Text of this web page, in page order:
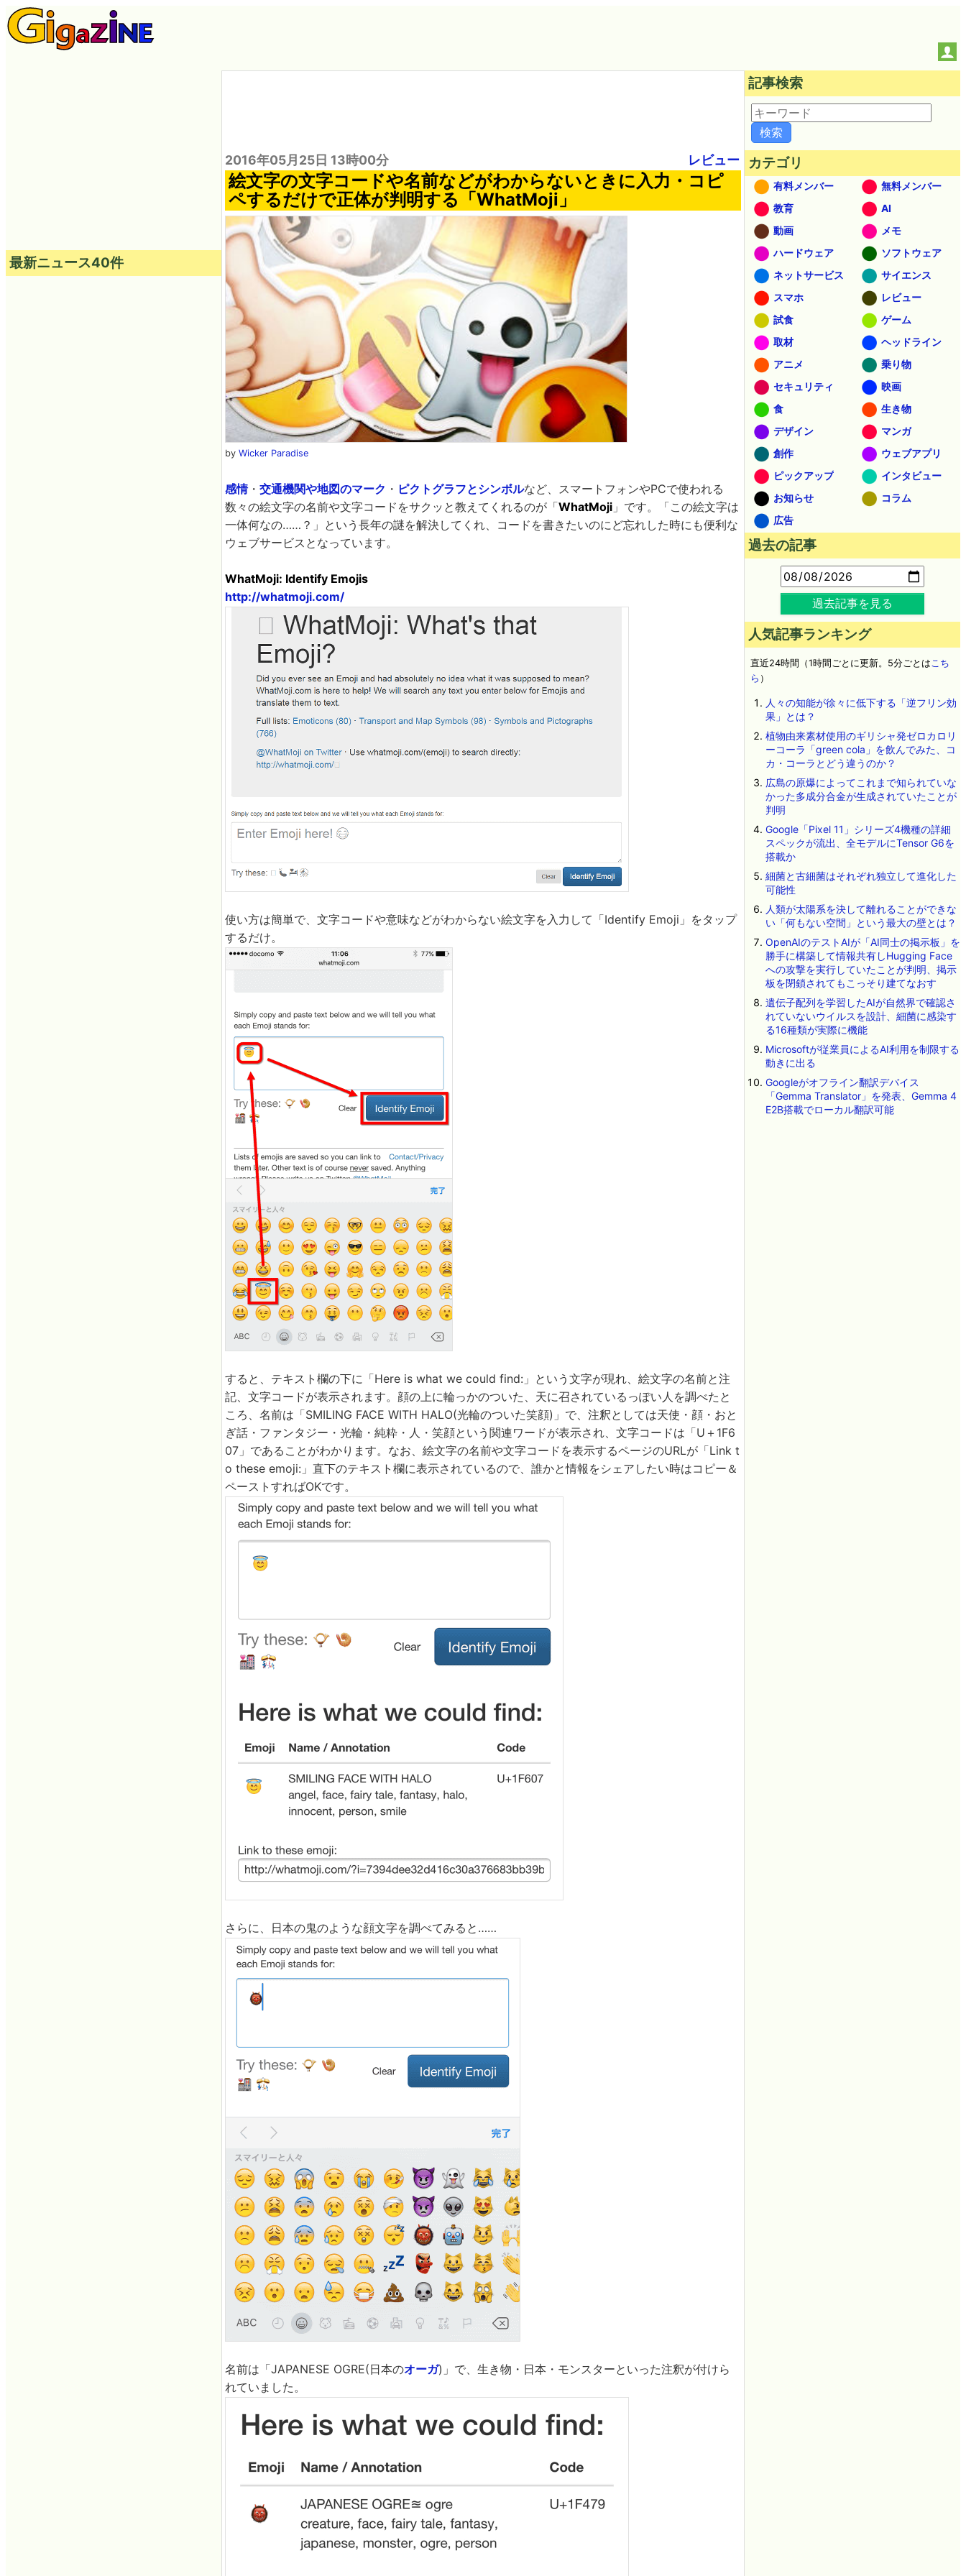
2016年05月25日 13時00分 レビュー
絵文字の文字コードや名前などがわからないときに入力・コピ
ペするだけで正体が判明する「WhatMoji」
by Wicker Paradise
感情・ 交通機関や地図のマーク ・ ピクトグラフとシンボルなど、スマートフォンやPCで使われる
数々の絵文字の名前や文字コードをサクッと教えてくれるのが「WhatMoji 」です。「この絵文字は
一体何なの……？」という長年の謎を解決してくれ、コードを書きたいのにど忘れした時にも便利な
ウェブサービスとなっています。
WhatMoji: Identify Emojis
http://whatmoji.com/
使い方は簡単で、文字コードや意味などがわからない絵文字を入力して「Identify Emoji」をタップ
するだけ。
すると、テキスト欄の下に「Here is what we could find:」という文字が現れ、絵文字の名前と注
記、文字コードが表示されます。顔の上に輪っかのついた、天に召されているっぽい人を調べたと
ころ、名前は「SMILING FACE WITH HALO(光輪のついた笑顔)」で、注釈としては天使・顔・おと
ぎ話・ファンタジー・光輪・純粋・人・笑顔という関連ワードが表示され、文字コードは「U＋1F6
07」であることがわかります。なお、絵文字の名前や文字コードを表示するページのURLが「Link t
o these emoji:」直下のテキスト欄に表示されているので、誰かと情報をシェアしたい時はコピー＆
ペーストすればOKです。
さらに、日本の鬼のような顔文字を調べてみると……
名前は「JAPANESE OGRE(日本のオーガ)」で、生き物・日本・モンスターといった注釈が付けら
れていました。
最新ニュース40件
記事検索
カテゴリ
有料メンバー
無料メンバー
教育
AI
動画
メモ
ハードウェア
ソフトウェア
ネットサービス
サイエンス
スマホ
レビュー
試食
ゲーム
取材
ヘッドライン
アニメ
乗り物
セキュリティ
映画
食
生き物
デザイン
マンガ
創作
ウェブアプリ
ピックアップ
インタビュー
お知らせ
コラム
広告
過去の記事
過去記事を見る
人気記事ランキング
直近24時間（1時間ごとに更新。5分ごとはこち
ら ）
人々の知能が徐々に低下する「逆フリン効
果」とは？
植物由来素材使用のギリシャ発ゼロカロリ
ーコーラ「green cola」を飲んでみた、コ
カ・コーラとどう違うのか？
広島の原爆によってこれまで知られていな
かった多成分合金が生成されていたことが
判明
Google「Pixel 11」シリーズ4機種の詳細
スペックが流出、全モデルにTensor G6を
搭載か
細菌と古細菌はそれぞれ独立して進化した
可能性
人類が太陽系を決して離れることができな
い「何もない空間」という最大の壁とは？
OpenAIのテストAIが「AI同士の掲示板」を
勝手に構築して情報共有しHugging Face
への攻撃を実行していたことが判明、掲示
板を閉鎖されてもこっそり建てなおす
遺伝子配列を学習したAIが自然界で確認さ
れていないウイルスを設計、細菌に感染す
る16種類が実際に機能
Microsoftが従業員によるAI利用を制限する
動きに出る
Googleがオフライン翻訳デバイス
「Gemma Translator」を発表、Gemma 4
E2B搭載でローカル翻訳可能